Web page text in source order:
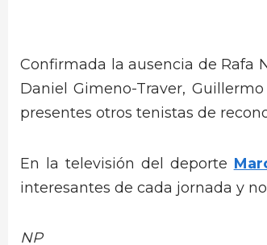
Confirmada la ausencia de Rafa
Daniel Gimeno-Traver,
presentes otros tenistas de
En la televisión del deporte
interesantes de cada jornada y
NP